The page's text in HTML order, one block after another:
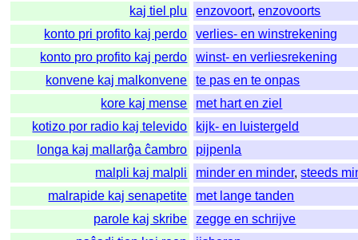
kaj tiel plu
enzovoort,enzovoorts
konto pri profito kaj perdo
verlies- en winstrekening
konto pro profito kaj perdo
winst- en verliesrekening
konvene kaj malkonvene
te pas en te onpas
kore kaj mense
met hart en ziel
kotizo por radio kaj televido
kijk- en luistergeld
longa kaj mallarĝa ĉambro
pijpenla
malpli kaj malpli
minder en minder,steeds
malrapide kaj senapetite
met lange tanden
parole kaj skribe
zegge en schrijve